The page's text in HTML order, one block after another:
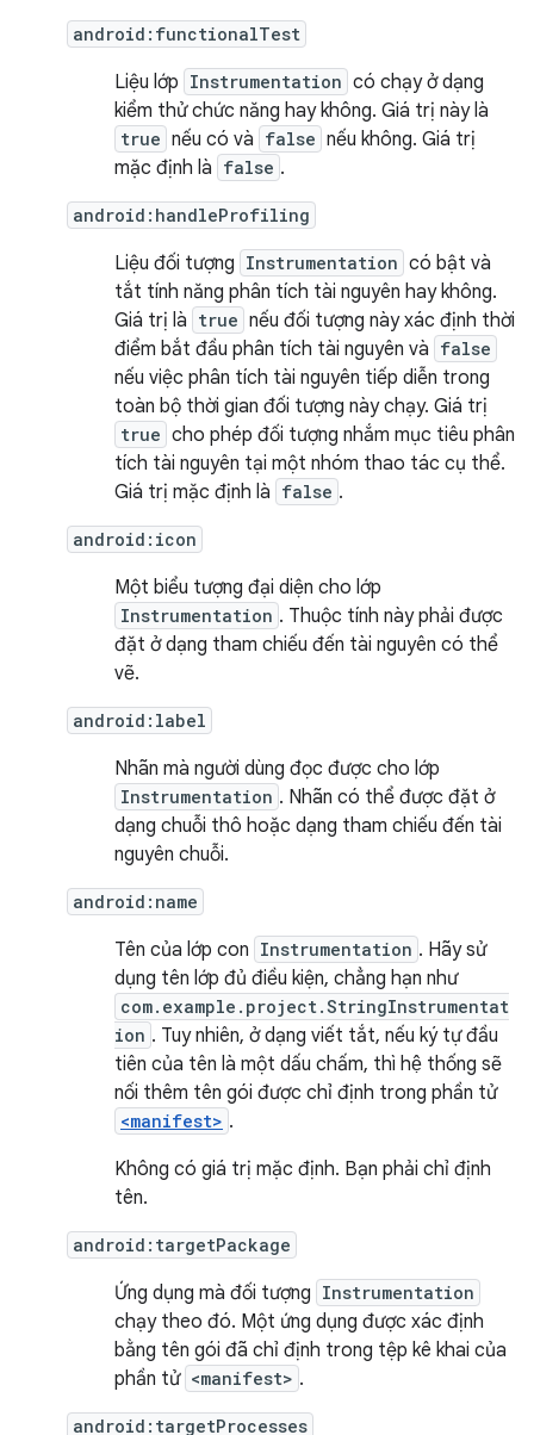
android:functionalTest
Liệu lớp Instrumentation có chạy ở dạng
kiểm thử chức năng hay không. Giá trị này là
true nếu có và false nếu không. Giá trị
mặc định là false .
android:handleProfiling
Liệu đối tượng Instrumentation có bật và
tắt tính năng phân tích tài nguyên hay không.
Giá trị là true nếu đối tượng này xác định thời
điểm bắt đầu phân tích tài nguyên và false
nếu việc phân tích tài nguyên tiếp diễn trong
toàn bộ thời gian đối tượng này chạy. Giá trị
true cho phép đối tượng nhắm mục tiêu phân
tích tài nguyên tại một nhóm thao tác cụ thể.
Giá trị mặc định là false .
android:icon
Một biểu tượng đại diện cho lớp
Instrumentation . Thuộc tính này phải được
đặt ở dạng tham chiếu đến tài nguyên có thể
vẽ.
android:label
Nhãn mà người dùng đọc được cho lớp
Instrumentation . Nhãn có thể được đặt ở
dạng chuỗi thô hoặc dạng tham chiếu đến tài
nguyên chuỗi.
android:name
Tên của lớp con Instrumentation . Hãy sử
dụng tên lớp đủ điều kiện, chẳng hạn như
com.example.project.StringInstrumentat
ion . Tuy nhiên, ở dạng viết tắt, nếu ký tự đầu
tiên của tên là một dấu chấm, thì hệ thống sẽ
nối thêm tên gói được chỉ định trong phần tử
<manifest> .
Không có giá trị mặc định. Bạn phải chỉ định
tên.
android:targetPackage
Ứng dụng mà đối tượng Instrumentation
chạy theo đó. Một ứng dụng được xác định
bằng tên gói đã chỉ định trong tệp kê khai của
phần tử <manifest> .
android:targetProcesses